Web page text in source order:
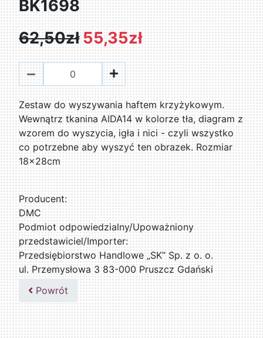
BK1698
62,50zł 55,35zł
Zestaw do wyszywania haftem krzyżykowym.
Wewnątrz tkanina AIDA14 w kolorze tła, diagram z
wzorem do wyszycia, igła i nici - czyli wszystko
co potrzebne aby wyszyć ten obrazek. Rozmiar
18x28cm
Producent:
DMC
Podmiot odpowiedzialny/Upoważniony
przedstawiciel/Importer:
Przedsiębiorstwo Handlowe „SK” Sp. z o. o.
ul. Przemysłowa 3 83-000 Pruszcz Gdański
509076255
Powrót